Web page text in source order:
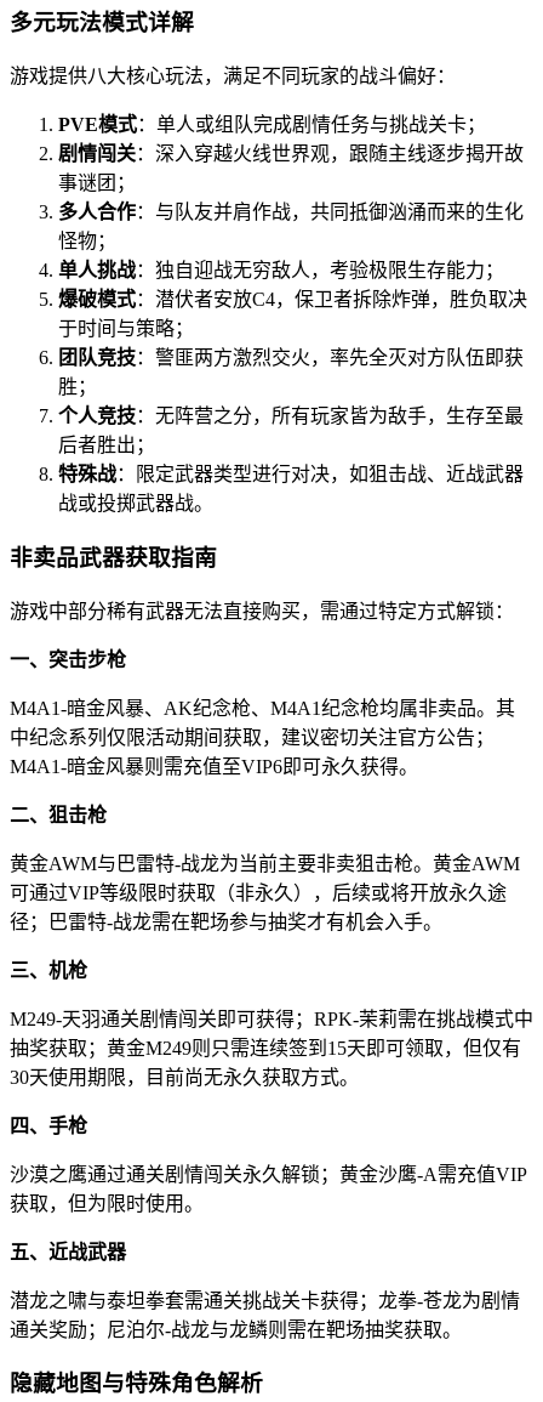
多元玩法模式详解
游戏提供八大核心玩法，满足不同玩家的战斗偏好：
PVE模式：单人或组队完成剧情任务与挑战关卡；
剧情闯关：深入穿越火线世界观，跟随主线逐步揭开故
事谜团；
多人合作：与队友并肩作战，共同抵御汹涌而来的生化
怪物；
单人挑战：独自迎战无穷敌人，考验极限生存能力；
爆破模式：潜伏者安放C4，保卫者拆除炸弹，胜负取决
于时间与策略；
团队竞技：警匪两方激烈交火，率先全灭对方队伍即获
胜；
个人竞技：无阵营之分，所有玩家皆为敌手，生存至最
后者胜出；
特殊战：限定武器类型进行对决，如狙击战、近战武器
战或投掷武器战。
非卖品武器获取指南
游戏中部分稀有武器无法直接购买，需通过特定方式解锁：
一、突击步枪
M4A1-暗金风暴、AK纪念枪、M4A1纪念枪均属非卖品。其
中纪念系列仅限活动期间获取，建议密切关注官方公告；
M4A1-暗金风暴则需充值至VIP6即可永久获得。
二、狙击枪
黄金AWM与巴雷特-战龙为当前主要非卖狙击枪。黄金AWM
可通过VIP等级限时获取（非永久），后续或将开放永久途
径；巴雷特-战龙需在靶场参与抽奖才有机会入手。
三、机枪
M249-天羽通关剧情闯关即可获得；RPK-茉莉需在挑战模式中
抽奖获取；黄金M249则只需连续签到15天即可领取，但仅有
30天使用期限，目前尚无永久获取方式。
四、手枪
沙漠之鹰通过通关剧情闯关永久解锁；黄金沙鹰-A需充值VIP
获取，但为限时使用。
五、近战武器
潜龙之啸与泰坦拳套需通关挑战关卡获得；龙拳-苍龙为剧情
通关奖励；尼泊尔-战龙与龙鳞则需在靶场抽奖获取。
隐藏地图与特殊角色解析